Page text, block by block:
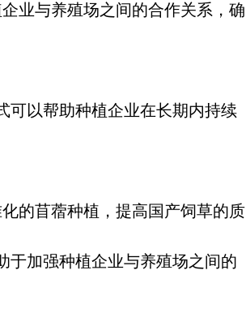
业与养殖场之间的合作关系，确
可以帮助种植企业在长期内持续
的苜蓿种植，提高国产饲草的质
于加强种植企业与养殖场之间的